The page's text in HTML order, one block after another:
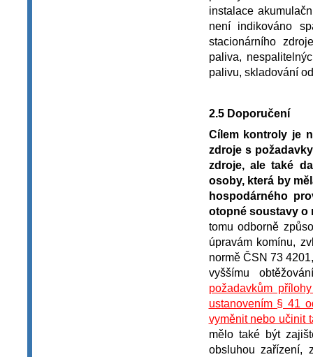
instalace
není indikováno
stacionárního
paliva,
palivu, skladování
2.5 Doporučení
Cílem kontroly je
zdroje s
zdroje, ale také
osoby, která by
hospodárného
otopné soustavy o
tomu odborně
úpravám komínu,
normě ČSN 73
vyššímu
požadavkům
ustanovením § 41
vyměnit nebo učinit
mělo také být
obsluhou zařízení,